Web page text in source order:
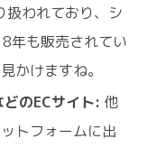
扱われており、シ
年も販売されてい
かけますね。
のECサイト: 他
トフォームに出